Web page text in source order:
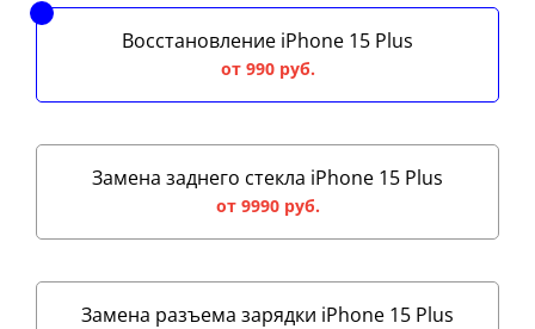
Восстановление iPhone 15 Plus
от 990 руб.
Замена заднего стекла iPhone 15 Plus
от 9990 руб.
Замена разъема зарядки iPhone 15 Plus